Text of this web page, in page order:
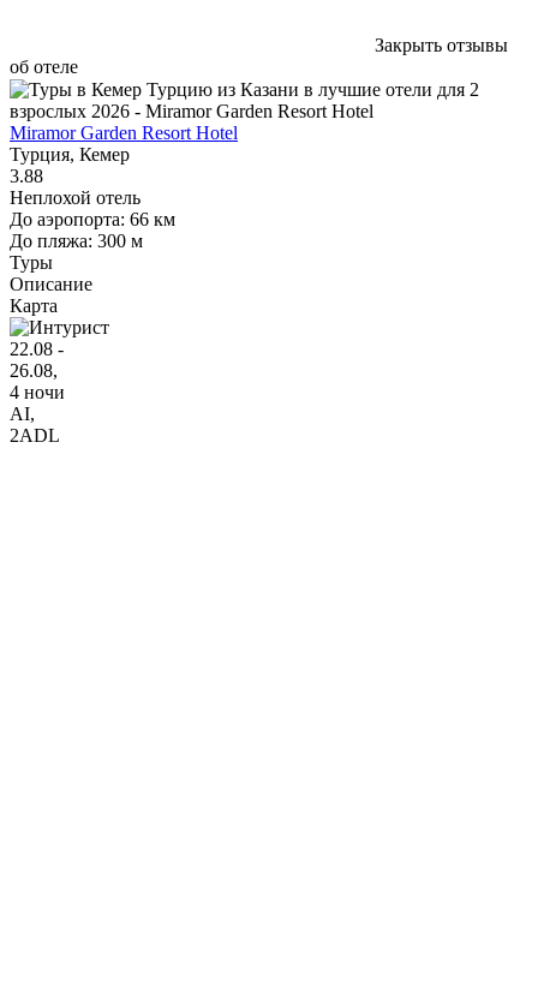
Закрыть отзывы
об отеле
Miramor Garden Resort Hotel
Турция, Кемер
3.88
Неплохой отель
До аэропорта: 66 км
До пляжа: 300 м
Туры
Описание
Карта
22.08 -
26.08,
4 ночи
AI,
2ADL